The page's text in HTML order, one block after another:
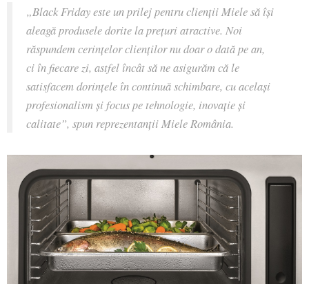
„Black Friday este un prilej pentru clienții Miele să își
aleagă produsele dorite la prețuri atractive. Noi
răspundem cerințelor clienților nu doar o dată pe an,
ci în fiecare zi, astfel încât să ne asigurăm că le
satisfacem dorințele în continuă schimbare, cu același
profesionalism şi focus pe tehnologie, inovaţie şi
calitate”, spun reprezentanţii Miele România.